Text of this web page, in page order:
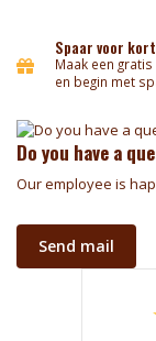
Spaar voor
Maak een
en begin met
Do you have a
Our employee is
Send mail